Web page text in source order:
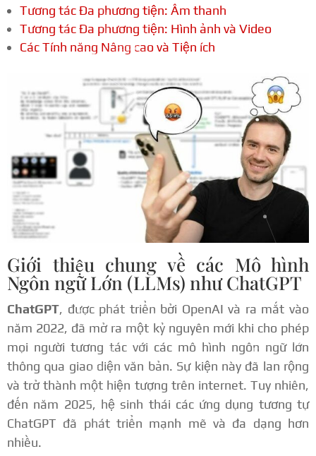
Tương tác Đa phương tiện: Âm thanh
Tương tác Đa phương tiện: Hình ảnh và Video
Các Tính năng Nâng cao và Tiện ích
Giới thiệu chung về các Mô hình
Ngôn ngữ Lớn (LLMs) như ChatGPT
ChatGPT, được phát triển bởi OpenAI và ra mắt vào
năm 2022, đã mở ra một kỷ nguyên mới khi cho phép
mọi người tương tác với các mô hình ngôn ngữ lớn
thông qua giao diện văn bản. Sự kiện này đã lan rộng
và trở thành một hiện tượng trên internet. Tuy nhiên,
đến năm 2025, hệ sinh thái các ứng dụng tương tự
ChatGPT đã phát triển mạnh mẽ và đa dạng hơn
nhiều.